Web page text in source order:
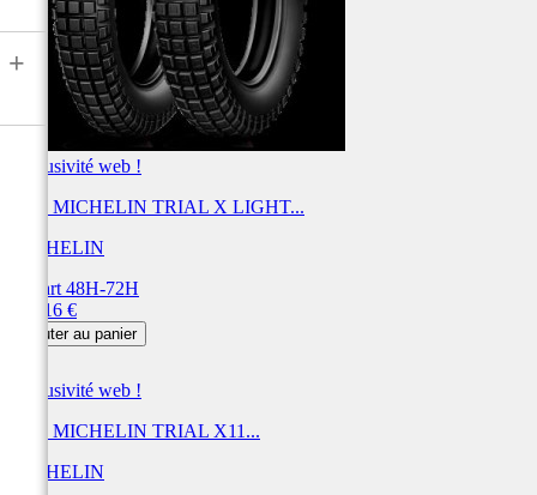
+
Exclusivité web !
Pneu MICHELIN TRIAL X LIGHT...
MICHELIN
Départ 48H-72H
293,16 €
Ajouter au panier
Exclusivité web !
Pneu MICHELIN TRIAL X11...
MICHELIN